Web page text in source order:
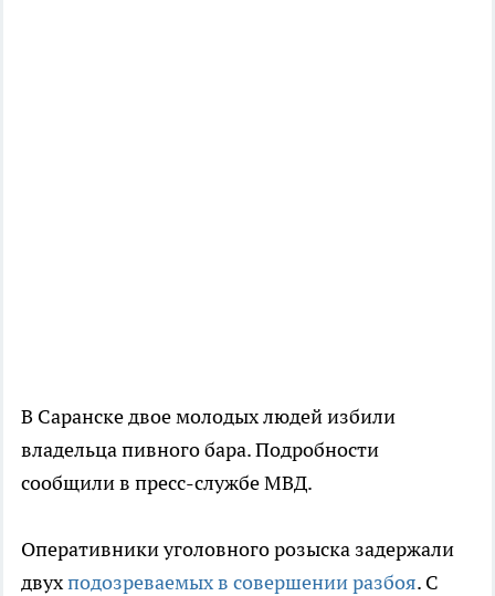
В Саранске двое молодых людей избили
владельца пивного бара. Подробности
сообщили в пресс-службе МВД.
Оперативники уголовного розыска задержали
двухподозреваемых в совершении разбоя. С